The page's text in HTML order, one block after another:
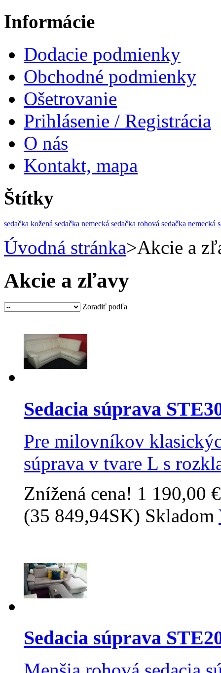
Informácie
Dodacie podmienky
Obchodné podmienky
Ošetrovanie
Prihlásenie / Registrácia
O nás
Kontakt, mapa
Štítky
sedačka kožená sedačka nemecká sedačka rohová sedačka nemecká
Úvodná stránka>Akcie a
Akcie a zľavy
Zoradiť podľa
Sedacia súprava
Pre milovníkov
súprava v tvare L s
Znížená cena! 1 190,00 €
(35 849,94SK) Skladom
Sedacia súprava